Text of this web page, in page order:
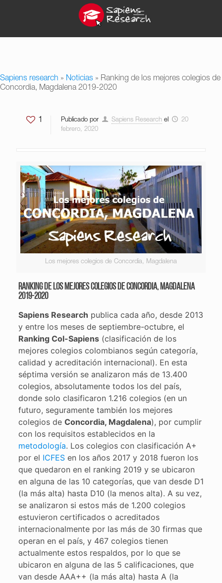
Sapiens research » Noticias » Ranking de los mejores colegios de
Concordia, Magdalena 2019-2020
1 Publicado por Sapiens Research el
20
febrero, 2020
Los mejores colegios de Concordia, Magdalena
Ranking de los mejores colegios de Concordia, Magdalena
2019-2020
Sapiens Research publica cada año, desde 2013
y entre los meses de septiembre-octubre, el
Ranking Col-Sapiens(clasificación de los
mejores colegios colombianos según categoría,
calidad y acreditación internacional). En esta
séptima versión se analizaron más de 13.400
colegios, absolutamente todos los del país,
donde solo clasificaron 1.216 colegios (en un
futuro, seguramente también los mejores
colegios de Concordia, Magdalena), por cumplir
con los requisitos establecidos en la
metodología. Los colegios con clasificación A+
por el ICFESen los años 2017 y 2018 fueron los
que quedaron en el ranking 2019 y se ubicaron
en alguna de las 10 categorías, que van desde D1
(la más alta) hasta D10 (la menos alta). A su vez,
se analizaron si estos más de 1.200 colegios
estuvieron certificados o acreditados
internacionalmente por las más de 30 firmas que
operan en el país, y 467 colegios tienen
actualmente estos respaldos, por lo que se
ubicaron en alguna de las 5 calificaciones, que
van desde AAA++ (la más alta) hasta A (la